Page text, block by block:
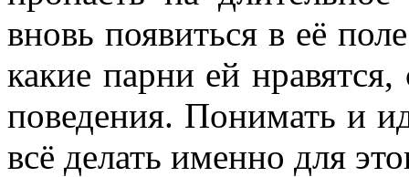
вновь появиться в её
какие парни ей
поведения. Понимать и
всё делать именно для